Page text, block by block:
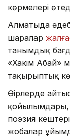
көрмелері
Алматыда
шаралар
танымдық
«Хакім Абай»
тақырыптық
Өңірлерде
қойылымдары,
поэзия
жобалар